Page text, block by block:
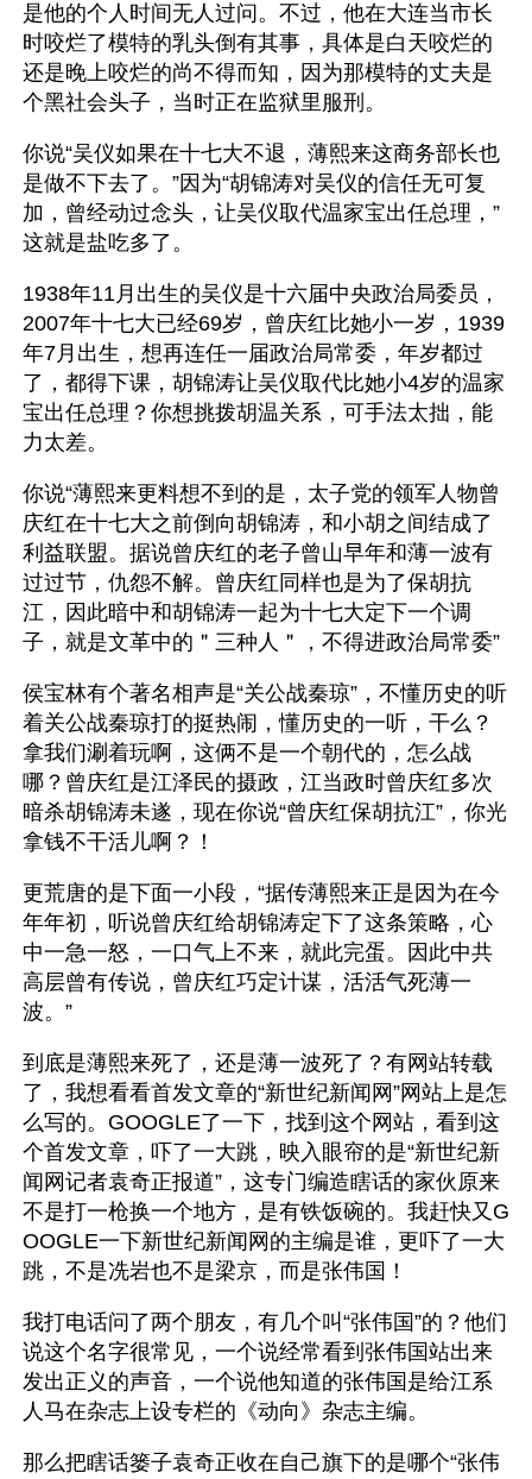
是他的个人时间无人过问。不过，他在大连当市长
时咬烂了模特的乳头倒有其事，具体是白天咬烂的
还是晚上咬烂的尚不得而知，因为那模特的丈夫是
个黑社会头子，当时正在监狱里服刑。
你说“吴仪如果在十七大不退，薄熙来这商务部长也
是做不下去了。”因为“胡锦涛对吴仪的信任无可复
加，曾经动过念头，让吴仪取代温家宝出任总理，”
这就是盐吃多了。
1938年11月出生的吴仪是十六届中央政治局委员，
2007年十七大已经69岁，曾庆红比她小一岁，1939
年7月出生，想再连任一届政治局常委，年岁都过
了，都得下课，胡锦涛让吴仪取代比她小4岁的温家
宝出任总理？你想挑拨胡温关系，可手法太拙，能
力太差。
你说“薄熙来更料想不到的是，太子党的领军人物曾
庆红在十七大之前倒向胡锦涛，和小胡之间结成了
利益联盟。据说曾庆红的老子曾山早年和薄一波有
过过节，仇怨不解。曾庆红同样也是为了保胡抗
江，因此暗中和胡锦涛一起为十七大定下一个调
子，就是文革中的＂三种人＂，不得进政治局常委”
侯宝林有个著名相声是“关公战秦琼”，不懂历史的听
着关公战秦琼打的挺热闹，懂历史的一听，干么？
拿我们涮着玩啊，这俩不是一个朝代的，怎么战
哪？曾庆红是江泽民的摄政，江当政时曾庆红多次
暗杀胡锦涛未遂，现在你说“曾庆红保胡抗江”，你光
拿钱不干活儿啊？！
更荒唐的是下面一小段，“据传薄熙来正是因为在今
年年初，听说曾庆红给胡锦涛定下了这条策略，心
中一急一怒，一口气上不来，就此完蛋。因此中共
高层曾有传说，曾庆红巧定计谋，活活气死薄一
波。”
到底是薄熙来死了，还是薄一波死了？有网站转载
了，我想看看首发文章的“新世纪新闻网”网站上是怎
么写的。GOOGLE了一下，找到这个网站，看到这
个首发文章，吓了一大跳，映入眼帘的是“新世纪新
闻网记者袁奇正报道”，这专门编造瞎话的家伙原来
不是打一枪换一个地方，是有铁饭碗的。我赶快又G
OOGLE一下新世纪新闻网的主编是谁，更吓了一大
跳，不是冼岩也不是梁京，而是张伟国！
我打电话问了两个朋友，有几个叫“张伟国”的？他们
说这个名字很常见，一个说经常看到张伟国站出来
发出正义的声音，一个说他知道的张伟国是给江系
人马在杂志上设专栏的《动向》杂志主编。
那么把瞎话篓子袁奇正收在自己旗下的是哪个“张伟